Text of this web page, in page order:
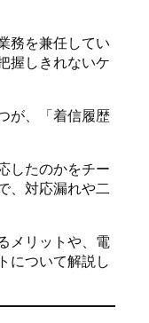
務を兼任してい
握しきれないケ
が、「着信履歴
したのかをチー
、対応漏れや二
メリットや、電
について解説し